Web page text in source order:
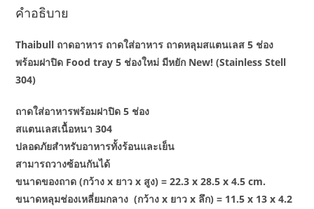
คำอธิบาย
Thaibull ถาดอาหาร ถาดใส่อาหาร ถาดหลุมสแตนเลส 5 ช่อง
พร้อมฝาปิด Food tray 5 ช่องใหม่ มีหยัก New! (Stainless Stell
304)
ถาดใส่อาหารพร้อมฝาปิด 5 ช่อง
สแตนเลสเนื้อหนา 304
ปลอดภัยสำหรับอาหารทั้งร้อนและเย็น
สามารถวางซ้อนกันได้
ขนาดของถาด (กว้าง x ยาว x สูง) = 22.3 x 28.5 x 4.5 cm.
ขนาดหลุมช่องเหลี่ยมกลาง (กว้าง x ยาว x ลึก) = 11.5 x 13 x 4.2